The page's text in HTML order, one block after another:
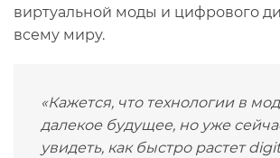
виртуальной моды и цифрового
всему миру.
«Кажется, что технологии в
далекое будущее, но уже
увидеть, как быстро растет